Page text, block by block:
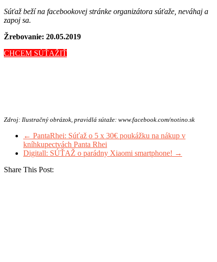
Súťaž beží na facebookovej stránke organizátora súťaže, neváhaj a
zapoj sa.
Žrebovanie: 20.05.2019
CHCEM SÚŤAŽIŤ
Zdroj: Ilustračný obrázok, pravidlá sútaže: www.facebook.com/notino.sk
← PantaRhei: Súťaž o 5 x 30€ poukážku na nákup v
kníhkupectvách Panta Rhei
Digitall: SÚŤAŽ o parádny Xiaomi smartphone! →
Share This Post: